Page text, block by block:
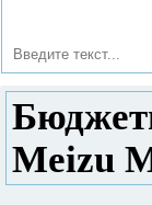
Meizu